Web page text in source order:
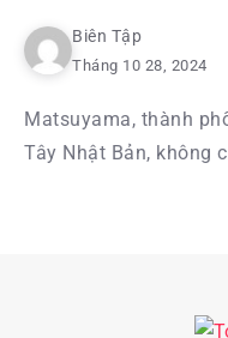
Biên Tập
Tháng 10 28, 2024
Matsuyama, thành
Tây Nhật Bản, không